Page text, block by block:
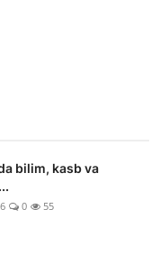
bilim, kasb va
0 55